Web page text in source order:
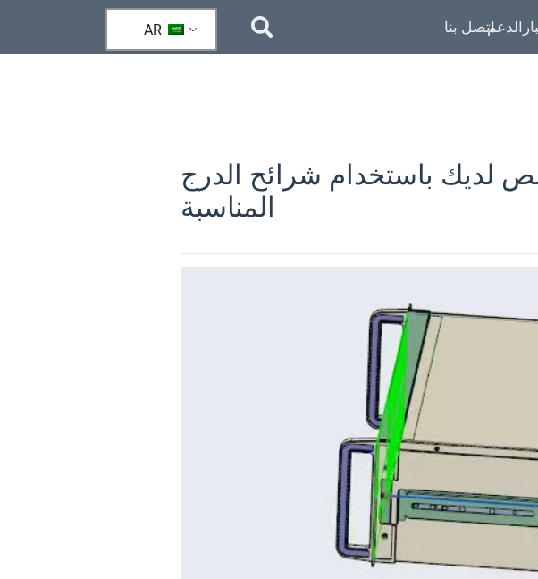
الدعماتصل بنا
لديك باستخدام شرائح الدرج
المناسبة